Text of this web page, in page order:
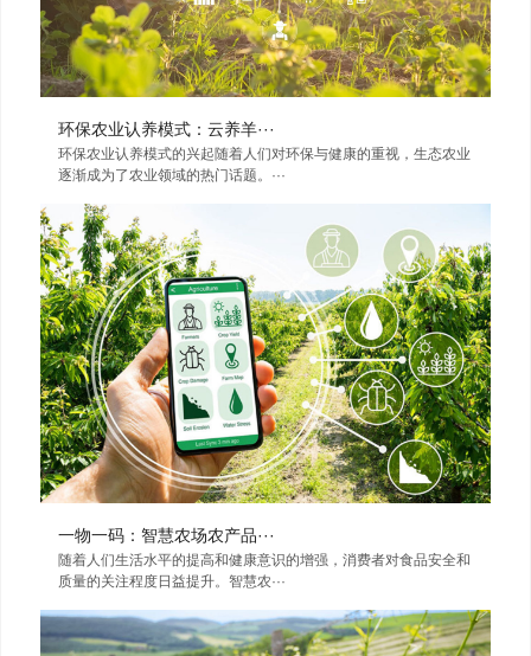
环保农业认养模式：云养羊···
环保农业认养模式的兴起随着人们对环保与健康的重视，生态农业
逐渐成为了农业领域的热门话题。···
一物一码：智慧农场农产品···
随着人们生活水平的提高和健康意识的增强，消费者对食品安全和
质量的关注程度日益提升。智慧农···